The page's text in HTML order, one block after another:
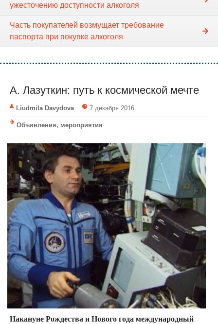
ужесточению доступности алкоголя
Часть покупателей возмущает требование
паспорта при покупке алкоголя
А. Лазуткин: путь к космической мечте
Liudmila Davydova 7 декабря 2016
Объявления, мероприятия
Накануне Рождества и Нового года международный